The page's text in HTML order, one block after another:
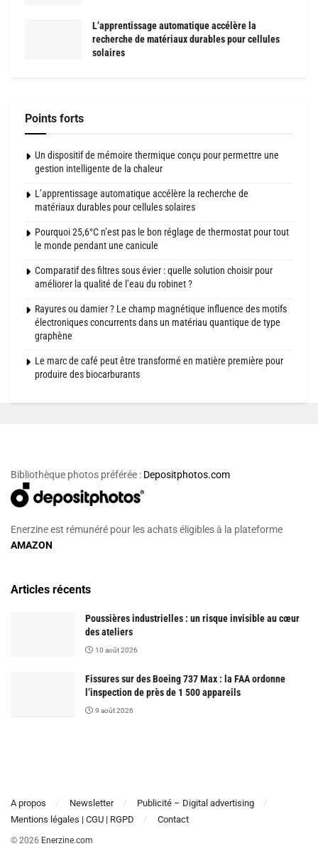
L’apprentissage automatique accélère la
recherche de matériaux durables pour cellules
solaires
Points forts
Un dispositif de mémoire thermique conçu pour permettre une
gestion intelligente de la chaleur
L’apprentissage automatique accélère la recherche de
matériaux durables pour cellules solaires
Pourquoi 25,6°C n’est pas le bon réglage de thermostat pour tout
le monde pendant une canicule
Comparatif des filtres sous évier : quelle solution choisir pour
améliorer la qualité de l’eau du robinet ?
Rayures ou damier ? Le champ magnétique influence des motifs
électroniques concurrents dans un matériau quantique de type
graphène
Le marc de café peut être transformé en matière première pour
produire des biocarburants
Bibliothèque photos préférée : Depositphotos.com
Enerzine est rémunéré pour les achats éligibles à la plateforme
AMAZON
Articles récents
Poussières industrielles : un risque invisible au cœur
des ateliers
10 août 2026
Fissures sur des Boeing 737 Max : la FAA ordonne
l’inspection de près de 1 500 appareils
9 août 2026
A propos Newsletter
Publicité – Digital advertising
Mentions légales | CGU | RGPD
Contact
© 2026 Enerzine.com